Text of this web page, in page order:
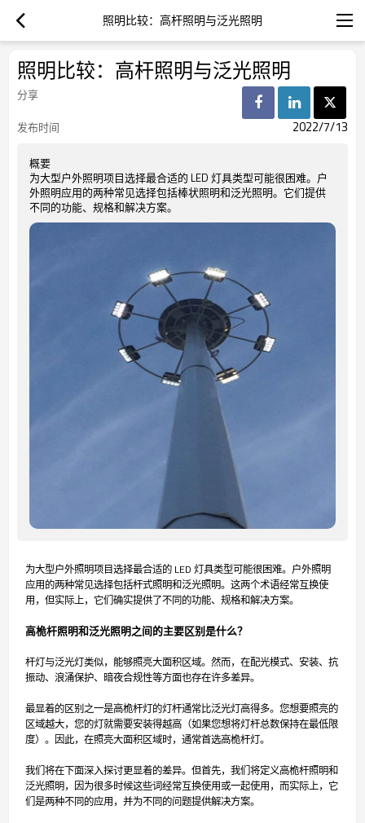
照明比较：高杆照明与泛光照明
照明比较：高杆照明与泛光照明
分享
发布时间
2022/7/13
概要
为大型户外照明项目选择最合适的 LED 灯具类型可能很困难。户
外照明应用的两种常见选择包括棒状照明和泛光照明。它们提供
不同的功能、规格和解决方案。
为大型户外照明项目选择最合适的 LED 灯具类型可能很困难。户外照明
应用的两种常见选择包括杆式照明和泛光照明。这两个术语经常互换使
用，但实际上，它们确实提供了不同的功能、规格和解决方案。
高桅杆照明和泛光照明之间的主要区别是什么？
杆灯与泛光灯类似，能够照亮大面积区域。然而，在配光模式、安装、抗
振动、浪涌保护、暗夜合规性等方面也存在许多差异。
最显着的区别之一是高桅杆灯的灯杆通常比泛光灯高得多。您想要照亮的
区域越大，您的灯就需要安装得越高（如果您想将灯杆总数保持在最低限
度）。因此，在照亮大面积区域时，通常首选高桅杆灯。
我们将在下面深入探讨更显着的差异。但首先，我们将定义高桅杆照明和
泛光照明，因为很多时候这些词经常互换使用或一起使用，而实际上，它
们是两种不同的应用，并为不同的问题提供解决方案。